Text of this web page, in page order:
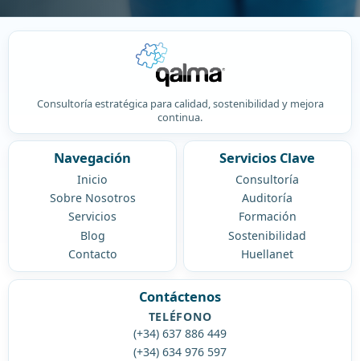
Consultoría estratégica para calidad, sostenibilidad y mejora
continua.
Navegación
Inicio
Sobre Nosotros
Servicios
Blog
Contacto
Servicios Clave
Consultoría
Auditoría
Formación
Sostenibilidad
Huellanet
Contáctenos
TELÉFONO
(+34) 637 886 449
(+34) 634 976 597